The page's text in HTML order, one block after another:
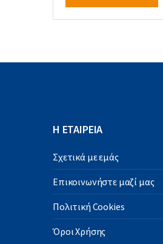
Η ΕΤΑΙΡΕΙΑ
Σχετικά με εμάς
Επικοινωνήστε μαζί μας
Πολιτική Cookies
Όροι Χρήσης